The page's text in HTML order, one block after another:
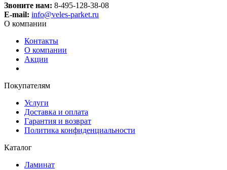
Звоните нам: 8-495-128-38-08
E-mail: info@veles-parket.ru
О компании
Контакты
О компании
Акции
Покупателям
Услуги
Доставка и оплата
Гарантия и возврат
Политика конфиденциальности
Каталог
Ламинат